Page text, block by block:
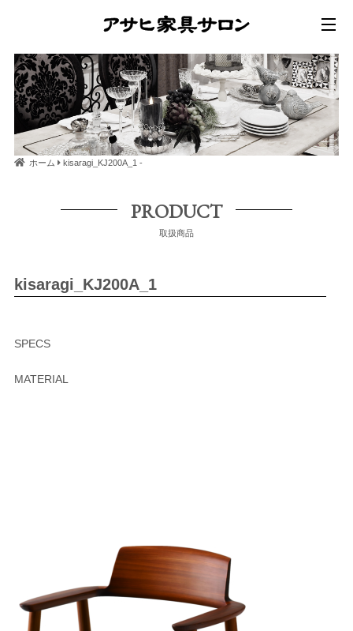
ホーム kisaragi_KJ200A_1 -
PRODUCT
取扱商品
kisaragi_KJ200A_1
SPECS
MATERIAL